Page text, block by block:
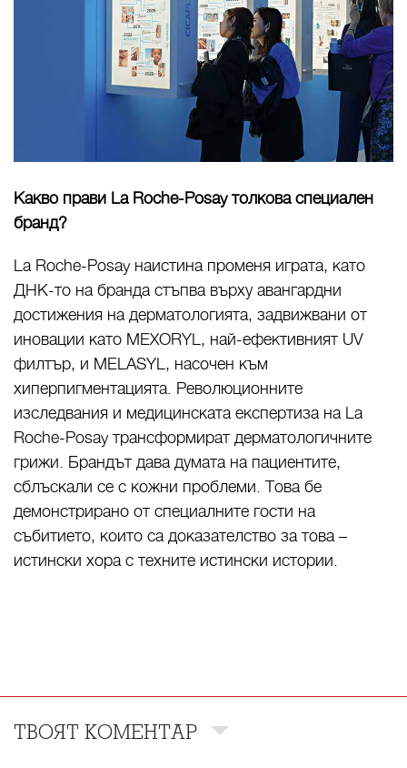
Какво прави La Roche-Posay толкова специален
бранд?
La Roche-Posay наистина променя играта, като
ДНК-то на бранда стъпва върху авангардни
достижения на дерматологията, задвижвани от
иновации като MEXORYL, най-ефективният UV
филтър, и MELASYL, насочен към
хиперпигментацията. Революционните
изследвания и медицинската експертиза на La
Roche-Posay трансформират дерматологичните
грижи. Брандът дава думата на пациентите,
сблъскали се с кожни проблеми. Това бе
демонстрирано от специалните гости на
събитието, които са доказателство за това –
истински хора с техните истински истории.
ТВОЯТ КОМЕНТАР